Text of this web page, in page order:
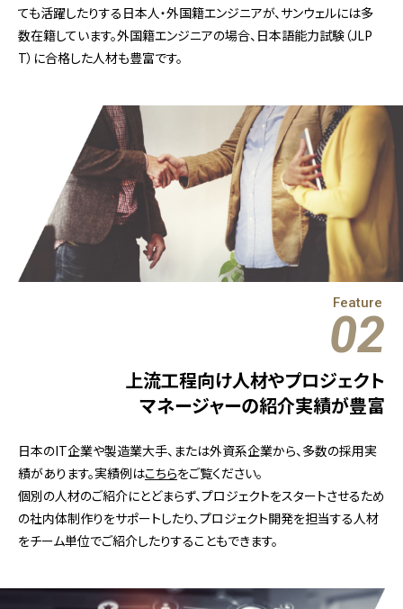
ても活躍したりする日本人・外国籍エンジニアが、サンウェルには多
数在籍しています。外国籍エンジニアの場合、日本語能力試験（JLP
T）に合格した人材も豊富です。
Feature
02
上流工程向け人材やプロジェクト
マネージャーの紹介実績が豊富
日本のIT企業や製造業大手、または外資系企業から、多数の採用実
績があります。実績例はこちらをご覧ください。
個別の人材のご紹介にとどまらず、プロジェクトをスタートさせるため
の社内体制作りをサポートしたり、プロジェクト開発を担当する人材
をチーム単位でご紹介したりすることもできます。